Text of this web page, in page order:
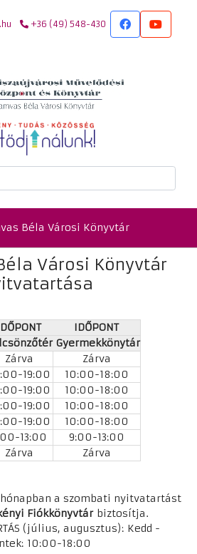
+36 (49) 548-430
Béla Városi Könyvtár
Városi Könyvtár
IDŐPONT
Gyermekkönytár
Zárva
Zárva
19:00
10:00-18:00
19:00
10:00-18:00
19:00
10:00-18:00
19:00
10:00-18:00
13:00
9:00-13:00
Zárva Zárva
a szombati nyitvatartást
Fiókkönyvtárbiztosítja.
(július, augusztus): Kedd -
10:00-18:00